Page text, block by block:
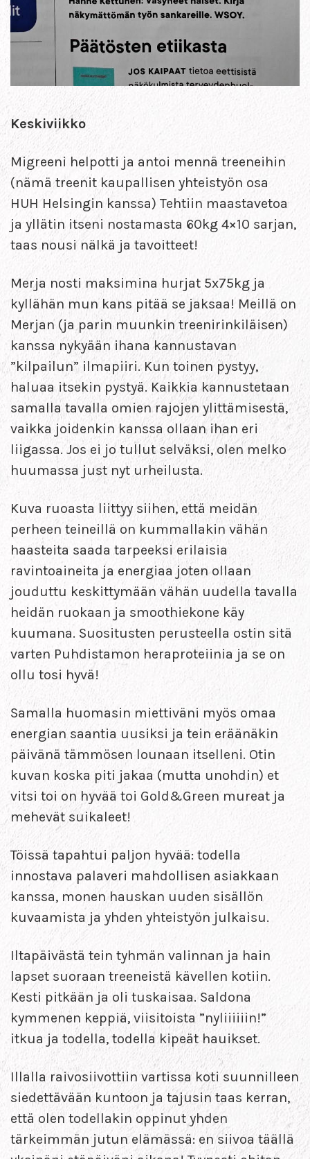
Keskiviikko
Migreeni helpotti ja antoi mennä treeneihin
(nämä treenit kaupallisen yhteistyön osa
HUH Helsingin kanssa) Tehtiin maastavetoa
ja yllätin itseni nostamasta 60kg 4×10 sarjan,
taas nousi nälkä ja tavoitteet!
Merja nosti maksimina hurjat 5x75kg ja
kyllähän mun kans pitää se jaksaa! Meillä on
Merjan (ja parin muunkin treenirinkiläisen)
kanssa nykyään ihana kannustavan
”kilpailun” ilmapiiri. Kun toinen pystyy,
haluaa itsekin pystyä. Kaikkia kannustetaan
samalla tavalla omien rajojen ylittämisestä,
vaikka joidenkin kanssa ollaan ihan eri
liigassa. Jos ei jo tullut selväksi, olen melko
huumassa just nyt urheilusta.
Kuva ruoasta liittyy siihen, että meidän
perheen teineillä on kummallakin vähän
haasteita saada tarpeeksi erilaisia
ravintoaineita ja energiaa joten ollaan
jouduttu keskittymään vähän uudella tavalla
heidän ruokaan ja smoothiekone käy
kuumana. Suositusten perusteella ostin sitä
varten Puhdistamon heraproteiinia ja se on
ollu tosi hyvä!
Samalla huomasin miettiväni myös omaa
energian saantia uusiksi ja tein eräänäkin
päivänä tämmösen lounaan itselleni. Otin
kuvan koska piti jakaa (mutta unohdin) et
vitsi toi on hyvää toi Gold&Green mureat ja
mehevät suikaleet!
Töissä tapahtui paljon hyvää: todella
innostava palaveri mahdollisen asiakkaan
kanssa, monen hauskan uuden sisällön
kuvaamista ja yhden yhteistyön julkaisu.
Iltapäivästä tein tyhmän valinnan ja hain
lapset suoraan treeneistä kävellen kotiin.
Kesti pitkään ja oli tuskaisaa. Saldona
kymmenen keppiä, viisitoista ”nyliiiiiin!”
itkua ja todella, todella kipeät hauikset.
Illalla raivosiivottiin vartissa koti suunnilleen
siedettävään kuntoon ja tajusin taas kerran,
että olen todellakin oppinut yhden
tärkeimmän jutun elämässä: en siivoa täällä